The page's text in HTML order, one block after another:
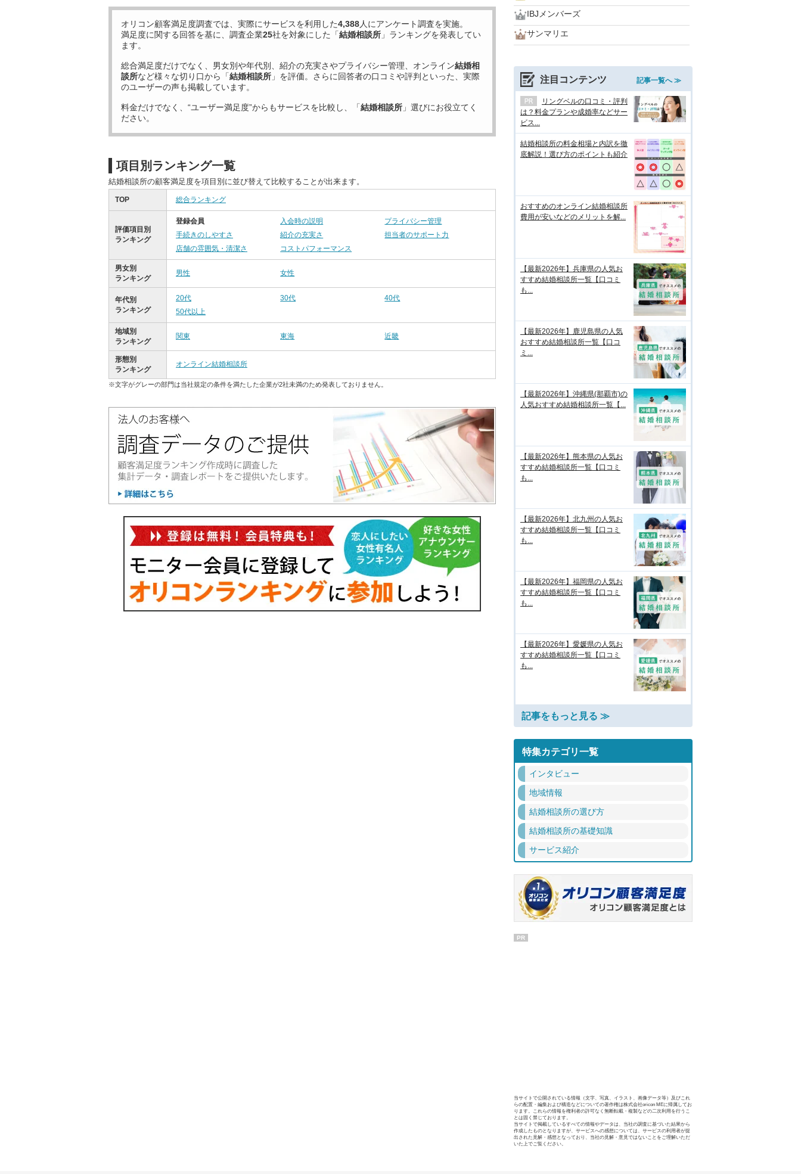
オリコン顧客満足度調査では、実際にサービスを利用した4,388人にアンケート調査を実施。
満足度に関する回答を基に、調査企業25社を対象にした「結婚相談所 」ランキングを発表してい
ます。
総合満足度だけでなく、男女別や年代別、紹介の充実さやプライバシー管理、オンライン結婚相
談所など様々な切り口から「結婚相談所 」を評価。さらに回答者の口コミや評判といった、実際
のユーザーの声も掲載しています。
料金だけでなく、“ユーザー満足度”からもサービスを比較し、「結婚相談所 」選びにお役立てく
ださい。
項目別ランキング一覧
結婚相談所の顧客満足度を項目別に並び替えて比較することが出来ます。
TOP 総合ランキング
評価項目別
ランキング
登録会員 入会時の説明
プライバシー管理
手続きのしやすさ
紹介の充実さ
担当者のサポート力
店舗の雰囲気・清潔さ
コストパフォーマンス
男女別
ランキング
男性 女性
年代別
ランキング
20代 30代
40代
50代以上
地域別
ランキング
関東 東海 近畿
形態別
ランキング
オンライン結婚相談所
※文字がグレーの部門は当社規定の条件を満たした企業が2社未満のため発表しておりません。
IBJメンバーズ
サンマリエ
注目コンテンツ 記事一覧へ ≫
リングベルの口コミ・評判
は？料金プランや成婚率などサー
ビス...
結婚相談所の料金相場と内訳を徹
底解説！選び方のポイントも紹介
おすすめのオンライン結婚相談所
費用が安いなどのメリットを解...
【最新2026年】兵庫県の人気お
すすめ結婚相談所一覧【口コミ
も...
【最新2026年】鹿児島県の人気
おすすめ結婚相談所一覧【口コ
ミ...
【最新2026年】沖縄県(那覇市)の
人気おすすめ結婚相談所一覧【...
【最新2026年】熊本県の人気お
すすめ結婚相談所一覧【口コミ
も...
【最新2026年】北九州の人気お
すすめ結婚相談所一覧【口コミ
も...
【最新2026年】福岡県の人気お
すすめ結婚相談所一覧【口コミ
も...
【最新2026年】愛媛県の人気お
すすめ結婚相談所一覧【口コミ
も...
記事をもっと見る ≫
特集カテゴリ一覧
インタビュー
地域情報
結婚相談所の選び方
結婚相談所の基礎知識
サービス紹介
PR
当サイトで公開されている情報（文字、写真、イラスト、画像データ等）及びこれ
らの配置・編集および構造などについての著作権は株式会社oricon MEに帰属してお
ります。これらの情報を権利者の許可なく無断転載・複製などの二次利用を行うこ
とは固く禁じております。
当サイトで掲載しているすべての情報やデータは、当社の調査に基づいた結果から
作成したものとなりますが、サービスへの感想については、サービスの利用者が提
出された見解・感想となっており、当社の見解・意見ではないことをご理解いただ
いた上でご覧ください。